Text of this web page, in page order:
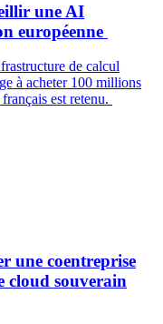
une AI
européenne
de calcul
à acheter 100 millions
est retenu.
une coentreprise
cloud souverain